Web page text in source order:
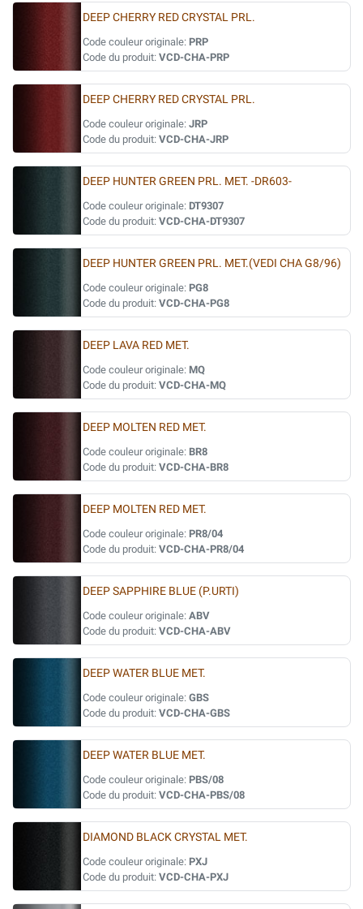
DEEP CHERRY RED CRYSTAL PRL.
Code couleur originale: PRP
Code du produit: VCD-CHA-PRP
DEEP CHERRY RED CRYSTAL PRL.
Code couleur originale: JRP
Code du produit: VCD-CHA-JRP
DEEP HUNTER GREEN PRL. MET. -DR603-
Code couleur originale: DT9307
Code du produit: VCD-CHA-DT9307
DEEP HUNTER GREEN PRL. MET.(VEDI CHA G8/96)
Code couleur originale: PG8
Code du produit: VCD-CHA-PG8
DEEP LAVA RED MET.
Code couleur originale: MQ
Code du produit: VCD-CHA-MQ
DEEP MOLTEN RED MET.
Code couleur originale: BR8
Code du produit: VCD-CHA-BR8
DEEP MOLTEN RED MET.
Code couleur originale: PR8/04
Code du produit: VCD-CHA-PR8/04
DEEP SAPPHIRE BLUE (P.URTI)
Code couleur originale: ABV
Code du produit: VCD-CHA-ABV
DEEP WATER BLUE MET.
Code couleur originale: GBS
Code du produit: VCD-CHA-GBS
DEEP WATER BLUE MET.
Code couleur originale: PBS/08
Code du produit: VCD-CHA-PBS/08
DIAMOND BLACK CRYSTAL MET.
Code couleur originale: PXJ
Code du produit: VCD-CHA-PXJ